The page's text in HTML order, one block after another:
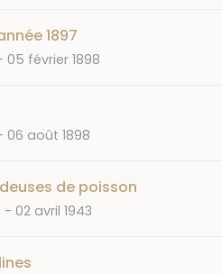
1897
DATE
05 février 1898
DATE
06 août 1898
de poisson
DATE
02 avril 1943